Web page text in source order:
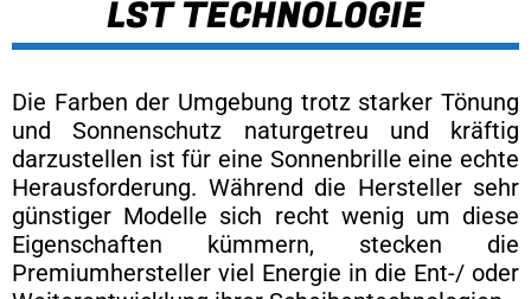
LST TECHNOLOGIE
Die Farben der Umgebung trotz starker Tönung
und Sonnenschutz naturgetreu und kräftig
darzustellen ist für eine Sonnenbrille eine echte
Herausforderung. Während die Hersteller sehr
günstiger Modelle sich recht wenig um diese
Eigenschaften kümmern, stecken die
Premiumhersteller viel Energie in die Ent-/ oder